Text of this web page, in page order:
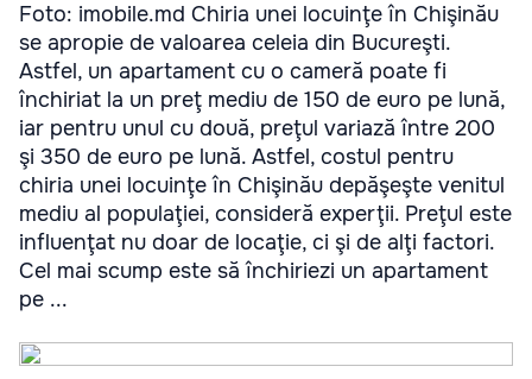
Foto: imobile.md Chiria unei locuinţe în Chişinău
se apropie de valoarea celeia din Bucureşti.
Astfel, un apartament cu o cameră poate fi
închiriat la un preţ mediu de 150 de euro pe lună,
iar pentru unul cu două, preţul variază între 200
şi 350 de euro pe lună. Astfel, costul pentru
chiria unei locuinţe în Chişinău depăşeşte venitul
mediu al populaţiei, consideră experţii. Preţul este
influenţat nu doar de locaţie, ci şi de alţi factori.
Cel mai scump este să închiriezi un apartament
pe ...